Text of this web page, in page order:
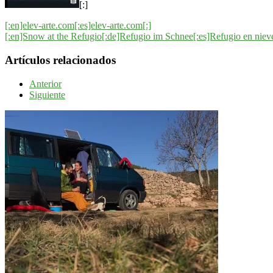
[:]
[:en]elev-arte.com[:es]elev-arte.com[:]
[:en]Snow at the Refugio[:de]Refugio im Schnee[:es]Refugio en
Artículos relacionados
Anterior
Siguiente